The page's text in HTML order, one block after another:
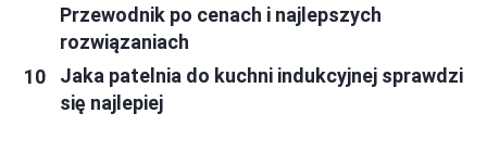
Przewodnik po cenach i najlepszych
rozwiązaniach
Jaka patelnia do kuchni indukcyjnej sprawdzi
się najlepiej